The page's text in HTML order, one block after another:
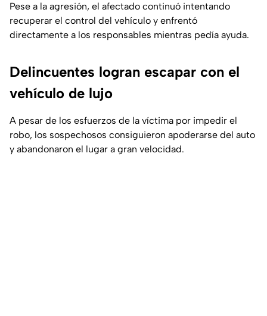
Pese a la agresión, el afectado continuó intentando
recuperar el control del vehículo y enfrentó
directamente a los responsables mientras pedía ayuda.
Delincuentes logran escapar con el
vehículo de lujo
A pesar de los esfuerzos de la víctima por impedir el
robo, los sospechosos consiguieron apoderarse del auto
y abandonaron el lugar a gran velocidad.